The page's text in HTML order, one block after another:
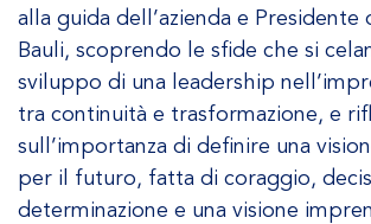
alla guida dell’azienda e
Bauli, scoprendo le sfide che si
sviluppo di una leadership
tra continuità e trasformazione, e
sull’importanza di definire una
per il futuro, fatta di coraggio,
determinazione e una visione